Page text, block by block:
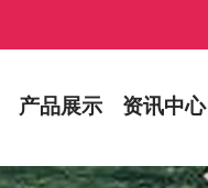
产品展示 资讯中心